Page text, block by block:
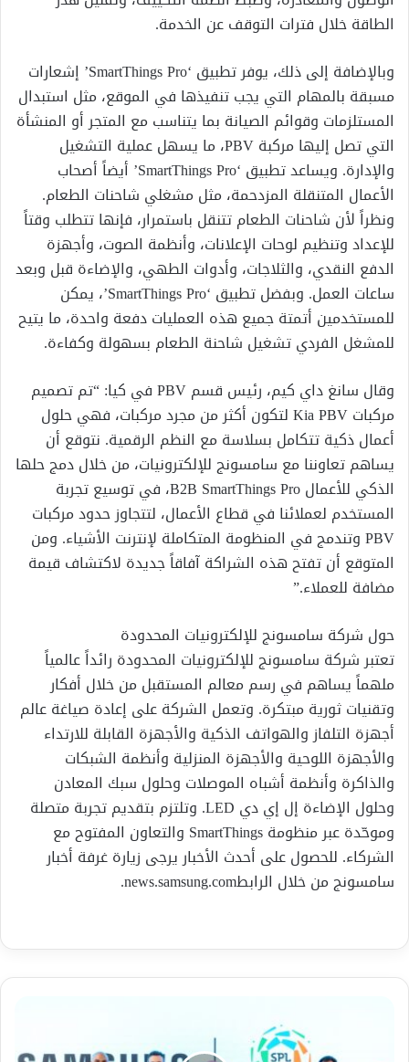
الطاقة خلال فترات التوقف عن الخدمة.
وبالإضافة إلى ذلك، يوفر تطبيق ‘SmartThings Pro’ إشعارات
مسبقة بالمهام التي يجب تنفيذها في الموقع، مثل استبدال
المستلزمات وقوائم الصيانة بما يتناسب مع المتجر أو المنشأة
التي تصل إليها مركبة PBV، ما يسهل عملية التشغيل
والإدارة. ويساعد تطبيق ‘SmartThings Pro’ أيضاً أصحاب
الأعمال المتنقلة المزدحمة، مثل مشغلي شاحنات الطعام.
ونظراً لأن شاحنات الطعام تتنقل باستمرار، فإنها تتطلب وقتاً
للإعداد وتنظيم لوحات الإعلانات، وأنظمة الصوت، وأجهزة
الدفع النقدي، والثلاجات، وأدوات الطهي، والإضاءة قبل وبعد
ساعات العمل. وبفضل تطبيق ‘SmartThings Pro’، يمكن
للمستخدمين أتمتة جميع هذه العمليات دفعة واحدة، ما يتيح
للمشغل الفردي تشغيل شاحنة الطعام بسهولة وكفاءة.
وقال سانغ داي كيم، رئيس قسم PBV في كيا: “تم تصميم
مركبات Kia PBV لتكون أكثر من مجرد مركبات، فهي حلول
أعمال ذكية تتكامل بسلاسة مع النظم الرقمية. نتوقع أن
يساهم تعاوننا مع سامسونج للإلكترونيات، من خلال دمج حلها
الذكي للأعمال B2B SmartThings Pro، في توسيع تجربة
المستخدم لعملائنا في قطاع الأعمال، لتتجاوز حدود مركبات
PBV وتندمج في المنظومة المتكاملة لإنترنت الأشياء. ومن
المتوقع أن تفتح هذه الشراكة آفاقاً جديدة لاكتشاف قيمة
مضافة للعملاء.”
حول شركة سامسونج للإلكترونيات المحدودة
تعتبر شركة سامسونج للإلكترونيات المحدودة رائداً عالمياً
ملهماً يساهم في رسم معالم المستقبل من خلال أفكار
وتقنيات ثورية مبتكرة. وتعمل الشركة على إعادة صياغة عالم
أجهزة التلفاز والهواتف الذكية والأجهزة القابلة للارتداء
والأجهزة اللوحية والأجهزة المنزلية وأنظمة الشبكات
والذاكرة وأنظمة أشباه الموصلات وحلول سبك المعادن
وحلول الإضاءة إل إي دي LED. وتلتزم بتقديم تجربة متصلة
وموحّدة عبر منظومة SmartThings والتعاون المفتوح مع
الشركاء. للحصول على أحدث الأخبار يرجى زيارة غرفة أخبار
سامسونج من خلال الرابطnews.samsung.com.